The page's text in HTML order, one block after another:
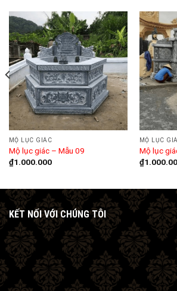
MỘ LỤC GIÁC
Mộ lục giác – Mẫu 09
₫1.000.000
MỘ LỤC
Mộ lục
₫
KẾT NỐI VỚI CHÚNG TÔI